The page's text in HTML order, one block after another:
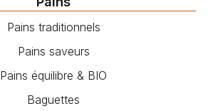
Pains traditionnels
Pains saveurs
Pains équilibre & BIO
Baguettes